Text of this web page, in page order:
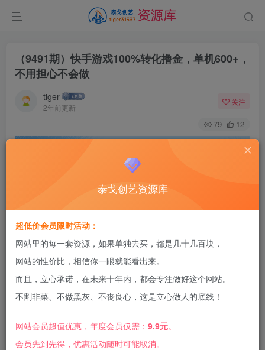
（9491期）快手游戏100%转化撸金，单机600+，
不用担心不会做
tiger
2年前更新
关注
79 12
300，一个手机两个号，直接赚钱的好项目，不用
泰戈创艺资源库
超低价会员限时活动：
网站里的每一套资源，如果单独去买，都是几十几百块，
网站的性价比，相信你一眼就能看出来。
而且，立心承诺，在未来十年内，都会专注做好这个网站。
不割非菜、不做黑灰、不丧良心，这是立心做人的底线！
网站会员超值优惠，年度会员仅需： 9.9元。
会员先到先得，优惠活动随时可能取消。